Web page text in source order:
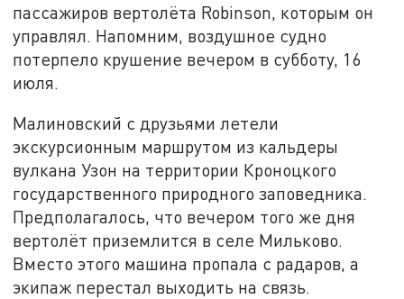
пассажиров вертолёта Robinson, которым он
управлял. Напомним, воздушное судно
потерпело крушение вечером в субботу, 16
июля.
Малиновский с друзьями летели
экскурсионным маршрутом из кальдеры
вулкана Узон на территории Кроноцкого
государственного природного заповедника.
Предполагалось, что вечером того же дня
вертолёт приземлится в селе Мильково.
Вместо этого машина пропала с радаров, а
экипаж перестал выходить на связь.